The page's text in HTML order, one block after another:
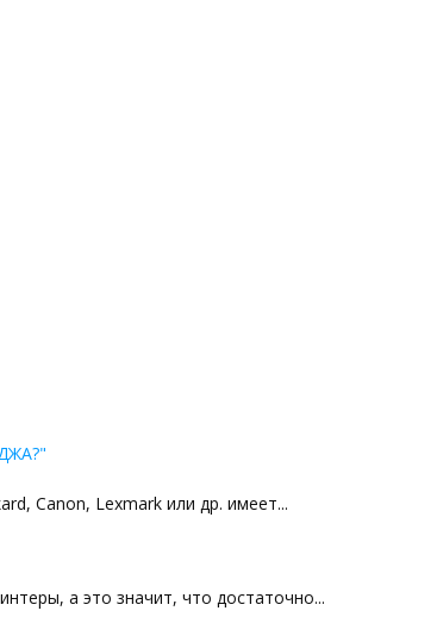
Canon, Lexmark или др. имеет...
а это значит, что достаточно...